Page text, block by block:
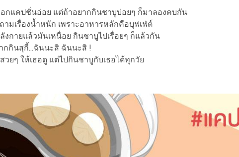
กแคปชั่นอ่อย แต่ถ้าอยากกินชาบูบ่อยๆ ก็มาลองคบกัน
ามเรื่องน้ำหนัก เพราะอาหารหลักคือบุฟเฟ่ต์
งกายแล้วมันเหนื่อย กินชาบูไปเรื่อยๆ ก็แล้วกัน
กกินสุกี้...ฉันนะสิ ฉันนะสิ !
วยๆ ให้เธอดู แต่ไปกินชาบูกับเธอได้ทุกวัย